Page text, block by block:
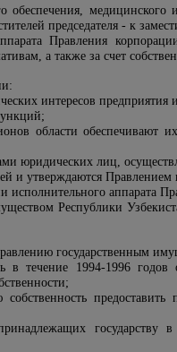
обеспечения,
председателя - к
Правления
а также за счет
интересов предприятия
области
юридических лиц,
и утверждаются
исполнительного аппарата
Республики
государственным
течение 1994-1996 годов
предоставить
государству